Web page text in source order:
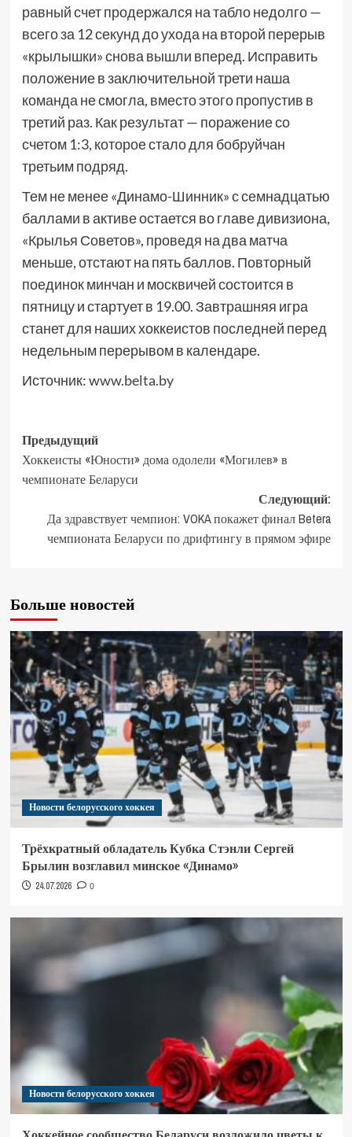
равный счет продержался на табло недолго —
всего за 12 секунд до ухода на второй перерыв
«крылышки» снова вышли вперед. Исправить
положение в заключительной трети наша
команда не смогла, вместо этого пропустив в
третий раз. Как результат — поражение со
счетом 1:3, которое стало для бобруйчан
третьим подряд.
Тем не менее «Динамо-Шинник» с семнадцатью
баллами в активе остается во главе дивизиона,
«Крылья Советов», проведя на два матча
меньше, отстают на пять баллов. Повторный
поединок минчан и москвичей состоится в
пятницу и стартует в 19.00. Завтрашняя игра
станет для наших хоккеистов последней перед
недельным перерывом в календаре.
Источник:www.belta.by
Предыдущий
Хоккеисты «Юности» дома одолели «Могилев» в
чемпионате Беларуси
Следующий:
Да здравствует чемпион: VOKA покажет финал Betera
чемпионата Беларуси по дрифтингу в прямом эфире
Больше новостей
Новости белорусского хоккея
Трёхкратный обладатель Кубка Стэнли Сергей
Брылин возглавил минское «Динамо»
24.07.2026 0
Новости белорусского хоккея